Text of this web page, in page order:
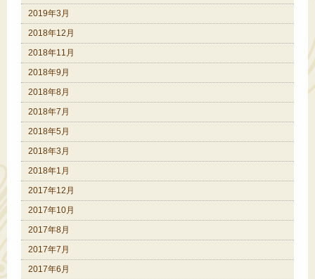
2019年3月
2018年12月
2018年11月
2018年9月
2018年8月
2018年7月
2018年5月
2018年3月
2018年1月
2017年12月
2017年10月
2017年8月
2017年7月
2017年6月